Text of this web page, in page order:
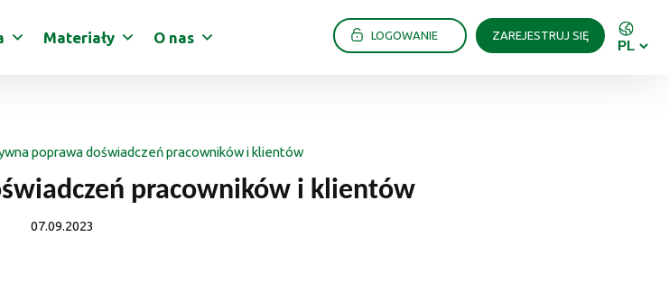
Materiały O nas LOGOWANIE ZAREJESTRUJ SIĘ
poprawa doświadczeń pracowników i klientów
pracowników i klientów
07.09.2023